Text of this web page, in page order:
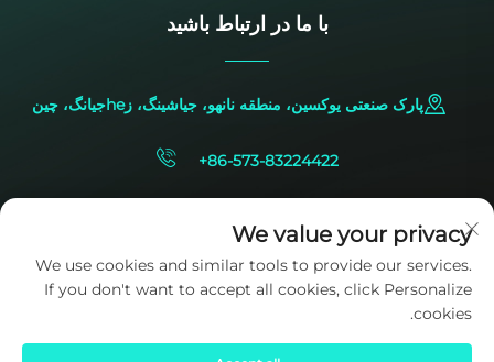
با ما در ارتباط باشید
پارک صنعتی یوکسین، منطقه نانهو، جیاشینگ، زheجیانگ، چین
+86-573-83224422
We value your privacy
We use cookies and similar tools to provide our services.
If you don't want to accept all cookies, click Personalize
cookies.